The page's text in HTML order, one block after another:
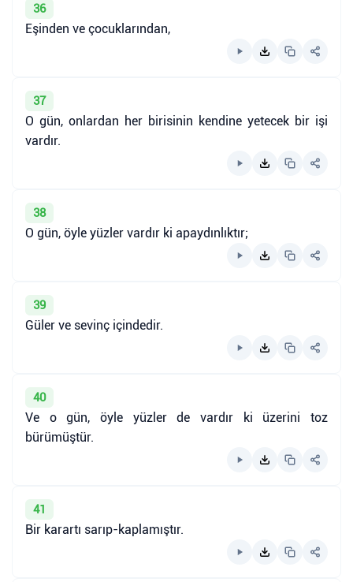
36
Eşinden ve çocuklarından,
37
O gün, onlardan her birisinin kendine yetecek bir işi
vardır.
38
O gün, öyle yüzler vardır ki apaydınlıktır;
39
Güler ve sevinç içindedir.
40
Ve o gün, öyle yüzler de vardır ki üzerini toz
bürümüştür.
41
Bir karartı sarıp-kaplamıştır.